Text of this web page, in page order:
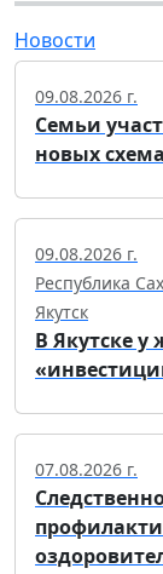
Новости
09.08.2026 г.
Семьи
новых
09.08.2026 г.
Республика
Якутск
В Якутске
07.08.2026 г.